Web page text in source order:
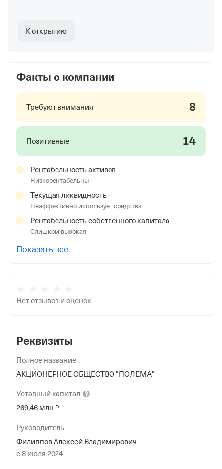
Реквизиты
Полное название
АКЦИОНЕРНОЕ ОБЩЕСТВО "ПОЛЕМА"
Уставный капитал
269,46 млн ₽
Руководитель
Филиппов Алексей Владимирович
с 8 июля 2024
К открытию
Факты о компании
Требуют внимания 8
Позитивные 14
Рентабельность активов
Низкорентабельны
Текущая ликвидность
Неэффективно использует средства
Рентабельность собственного капитала
Слишком высокая
Показать все
Нет отзывов и оценок